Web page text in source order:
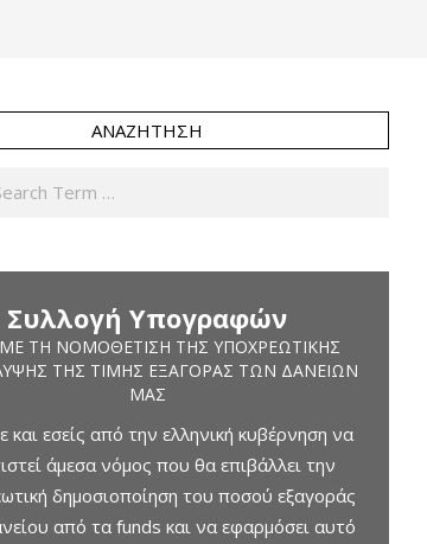
ΑΝΑΖΉΤΗΣΗ
Συλλογή Υπογραφών
ΤΗ ΝΟΜΟΘΈΤΙΣΗ ΤΗΣ ΥΠΟΧΡΕΩΤΙΚΉΣ
ΤΗΣ ΤΙΜΉΣ ΕΞΑΓΟΡΆΣ ΤΩΝ ΔΑΝΕΊΩΝ
ΜΑΣ
και εσείς από την ελληνική κυβέρνηση να
άμεσα νόμος που θα επιβάλλει την
δημοσιοποίηση του ποσού εξαγοράς
από τα funds και να εφαρμόσει αυτό